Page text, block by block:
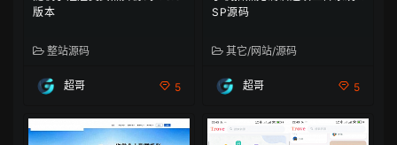
版本
整站源码
超哥 5
SP源码
其它/网站/源码
超哥 5